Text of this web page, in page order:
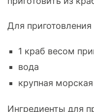
Для
1 краб весом
вода
крупная
Ингредиенты для